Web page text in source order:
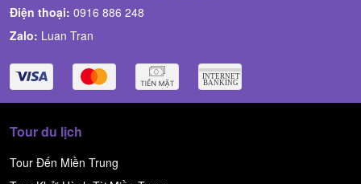
Điện thoại: 0916 886 248
Zalo: Luan Tran
Tour du lịch
Tour Đến Miền Trung